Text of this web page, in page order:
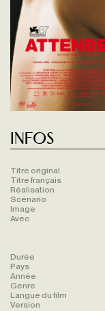
Infos
Titre original
Titre français
Réalisation
Scénario
Image
Avec
Durée
Pays
Année
Genre
Langue du film
Version